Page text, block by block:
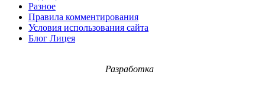
Разное
Правила комментирования
Условия использования сайта
Блог Лицея
Разработка